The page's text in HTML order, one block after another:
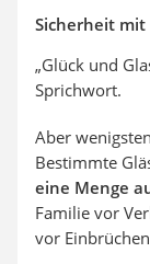
Sicherheit mit
„Glück und
Sprichwort.
Aber
Bestimmte
eine Menge
Familie vor
vor